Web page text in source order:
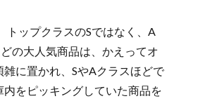
トップクラスのSではなく、A
の大人気商品は、かえってオ
に置かれ、SやAクラスほどで
をピッキングしていた商品を